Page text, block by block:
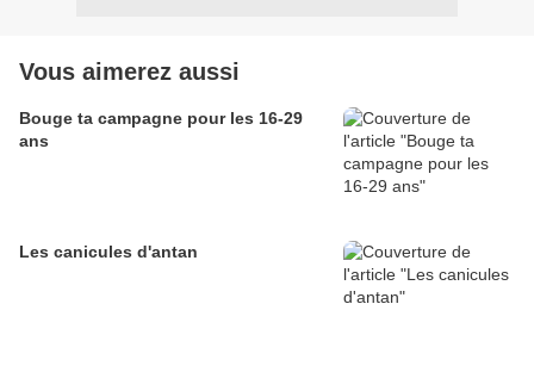
Vous aimerez aussi
Bouge ta campagne pour les 16-29
ans
Les canicules d'antan